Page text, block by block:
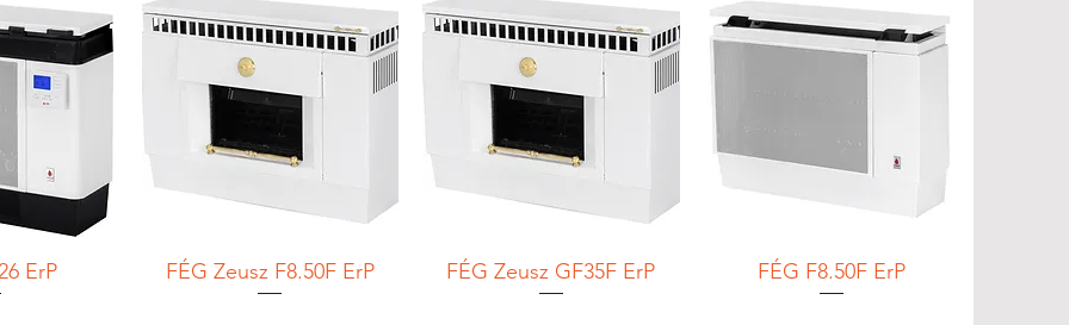
ErP FÉG Zeusz F8.50F ErP FÉG Zeusz GF35F ErP FÉG F8.50F ErP